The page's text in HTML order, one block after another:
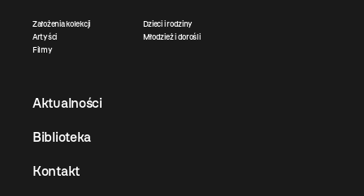
Założenia kolekcji
Artyści
Filmy
Dzieci i rodziny
Młodzież i dorośli
Aktualności
Biblioteka
Kontakt